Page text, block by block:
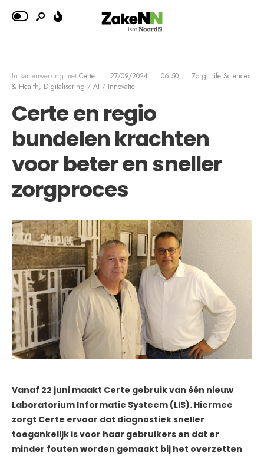
In samenwerking met Certe • 27/09/2024 • 06:50 •
Zorg, Life Sciences
& Health, Digitalisering / AI / Innovatie
Certe en regio
bundelen krachten
voor beter en sneller
zorgproces
Vanaf 22 juni maakt Certe gebruik van één nieuw
Laboratorium Informatie Systeem (LIS). Hiermee
zorgt Certe ervoor dat diagnostiek sneller
toegankelijk is voor haar gebruikers en dat er
minder fouten worden gemaakt bij het overzetten